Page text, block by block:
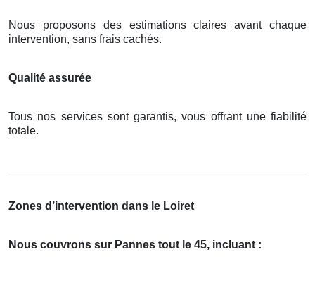
Nous proposons des estimations claires avant chaque
intervention, sans frais cachés.
Qualité assurée
Tous nos services sont garantis, vous offrant une fiabilité
totale.
Zones d’intervention dans le Loiret
Nous couvrons sur Pannes tout le 45, incluant :